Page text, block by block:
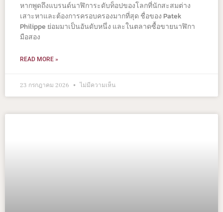
หากพูดถึงแบรนด์นาฬิการะดับท็อปของโลกที่นักสะสมต่าง
เสาะหาและต้องการครอบครองมากที่สุด ชื่อของ Patek
Philippe ย่อมมาเป็นอันดับหนึ่ง และในตลาดซื้อขายนาฬิกา
มือสอง
READ MORE »
23 กรกฎาคม 2026 ไม่มีความเห็น